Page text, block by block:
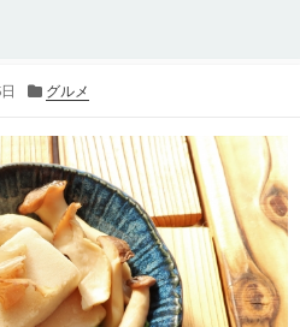
カ
ゴ
リ
ー
グルメ